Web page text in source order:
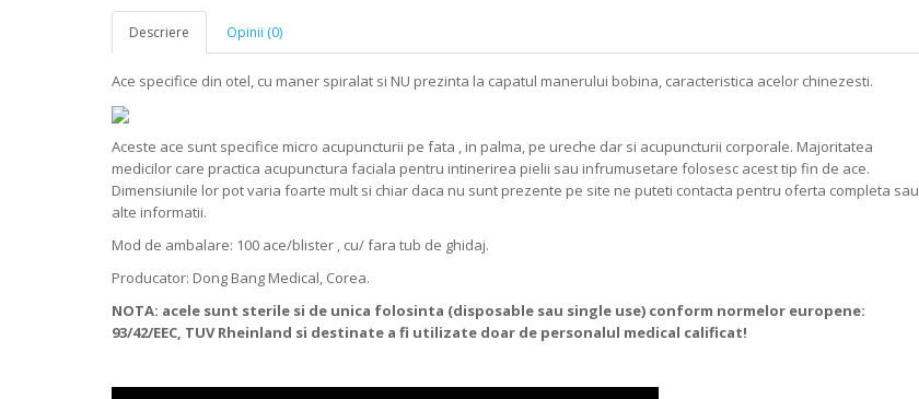
Descriere Opinii (0)
Ace specifice din otel, cu maner spiralat si NU prezinta la capatul manerului bobina, caracteristica acelor chinezesti.
Aceste ace sunt specifice micro acupuncturii pe fata , in palma, pe ureche dar si acupuncturii corporale. Majoritatea
medicilor care practica acupunctura faciala pentru intinerirea pielii sau infrumusetare folosesc acest tip fin de ace.
Dimensiunile lor pot varia foarte mult si chiar daca nu sunt prezente pe site ne puteti contacta pentru oferta completa sau
alte informatii.
Mod de ambalare: 100 ace/blister , cu/ fara tub de ghidaj.
Producator: Dong Bang Medical, Corea.
NOTA: acele sunt sterile si de unica folosinta (disposable sau single use) conform normelor europene:
93/42/EEC, TUV Rheinland si destinate a fi utilizate doar de personalul medical calificat!